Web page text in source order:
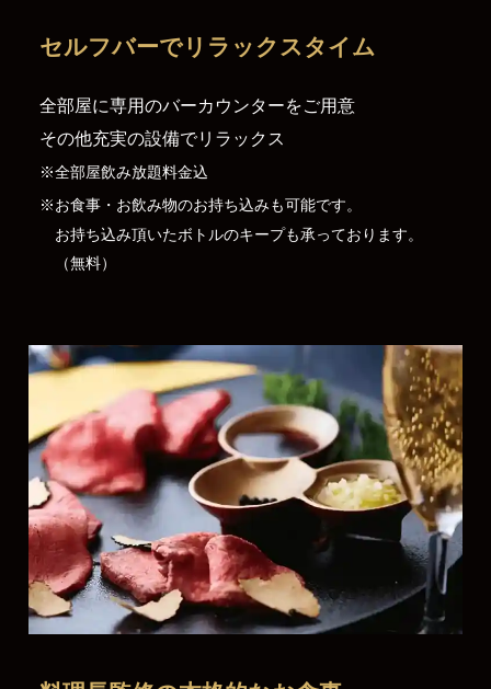
セルフバーでリラックスタイム
全部屋に専用のバーカウンターをご用意
その他充実の設備でリラックス
※全部屋飲み放題料金込
※お食事・お飲み物のお持ち込みも可能です。
お持ち込み頂いたボトルのキープも承っております。
（無料）